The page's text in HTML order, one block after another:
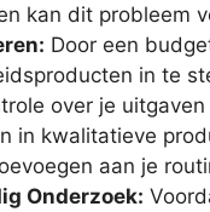
kan dit probleem
Door een
in te
over je uitgaven
in kwalitatieve
aan je
Onderzoek: